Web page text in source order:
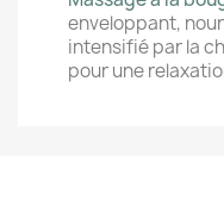
enveloppant,
intensifié par la
pour une